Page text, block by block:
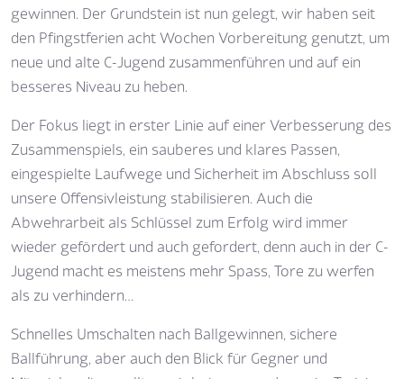
gewinnen. Der Grundstein ist nun gelegt, wir haben seit
den Pfingstferien acht Wochen Vorbereitung genutzt, um
neue und alte C-Jugend zusammenführen und auf ein
besseres Niveau zu heben.
Der Fokus liegt in erster Linie auf einer Verbesserung des
Zusammenspiels, ein sauberes und klares Passen,
eingespielte Laufwege und Sicherheit im Abschluss soll
unsere Offensivleistung stabilisieren. Auch die
Abwehrarbeit als Schlüssel zum Erfolg wird immer
wieder gefördert und auch gefordert, denn auch in der C-
Jugend macht es meistens mehr Spass, Tore zu werfen
als zu verhindern…
Schnelles Umschalten nach Ballgewinnen, sichere
Ballführung, aber auch den Blick für Gegner und